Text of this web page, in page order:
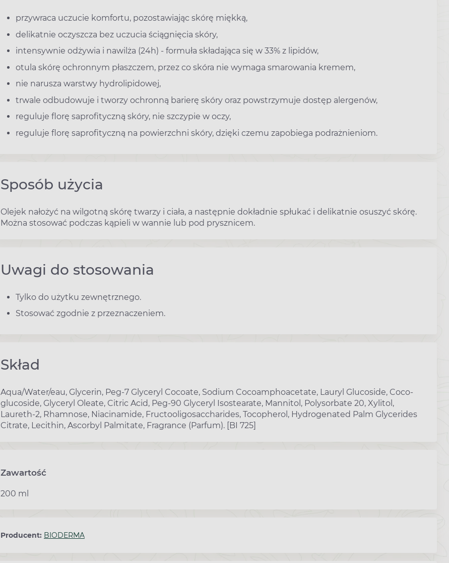
przywraca uczucie komfortu, pozostawiając skórę miękką,
delikatnie oczyszcza bez uczucia ściągnięcia skóry,
intensywnie odżywia i nawilża (24h) - formuła składająca się w 33% z lipidów,
otula skórę ochronnym płaszczem, przez co skóra nie wymaga smarowania kremem,
nie narusza warstwy hydrolipidowej,
trwale odbudowuje i tworzy ochronną barierę skóry oraz powstrzymuje dostęp alergenów,
reguluje florę saprofityczną skóry, nie szczypie w oczy,
reguluje florę saprofityczną na powierzchni skóry, dzięki czemu zapobiega podrażnieniom.
Sposób użycia
Olejek nałożyć na wilgotną skórę twarzy i ciała, a następnie dokładnie spłukać i delikatnie osuszyć skórę.
Można stosować podczas kąpieli w wannie lub pod prysznicem.
Uwagi do stosowania
Tylko do użytku zewnętrznego.
Stosować zgodnie z przeznaczeniem.
Skład
Aqua/Water/eau, Glycerin, Peg-7 Glyceryl Cocoate, Sodium Cocoamphoacetate, Lauryl Glucoside, Coco-
glucoside, Glyceryl Oleate, Citric Acid, Peg-90 Glyceryl Isostearate, Mannitol, Polysorbate 20, Xylitol,
Laureth-2, Rhamnose, Niacinamide, Fructooligosaccharides, Tocopherol, Hydrogenated Palm Glycerides
Citrate, Lecithin, Ascorbyl Palmitate, Fragrance (Parfum). [BI 725]
Zawartość
200 ml
Producent: BIODERMA